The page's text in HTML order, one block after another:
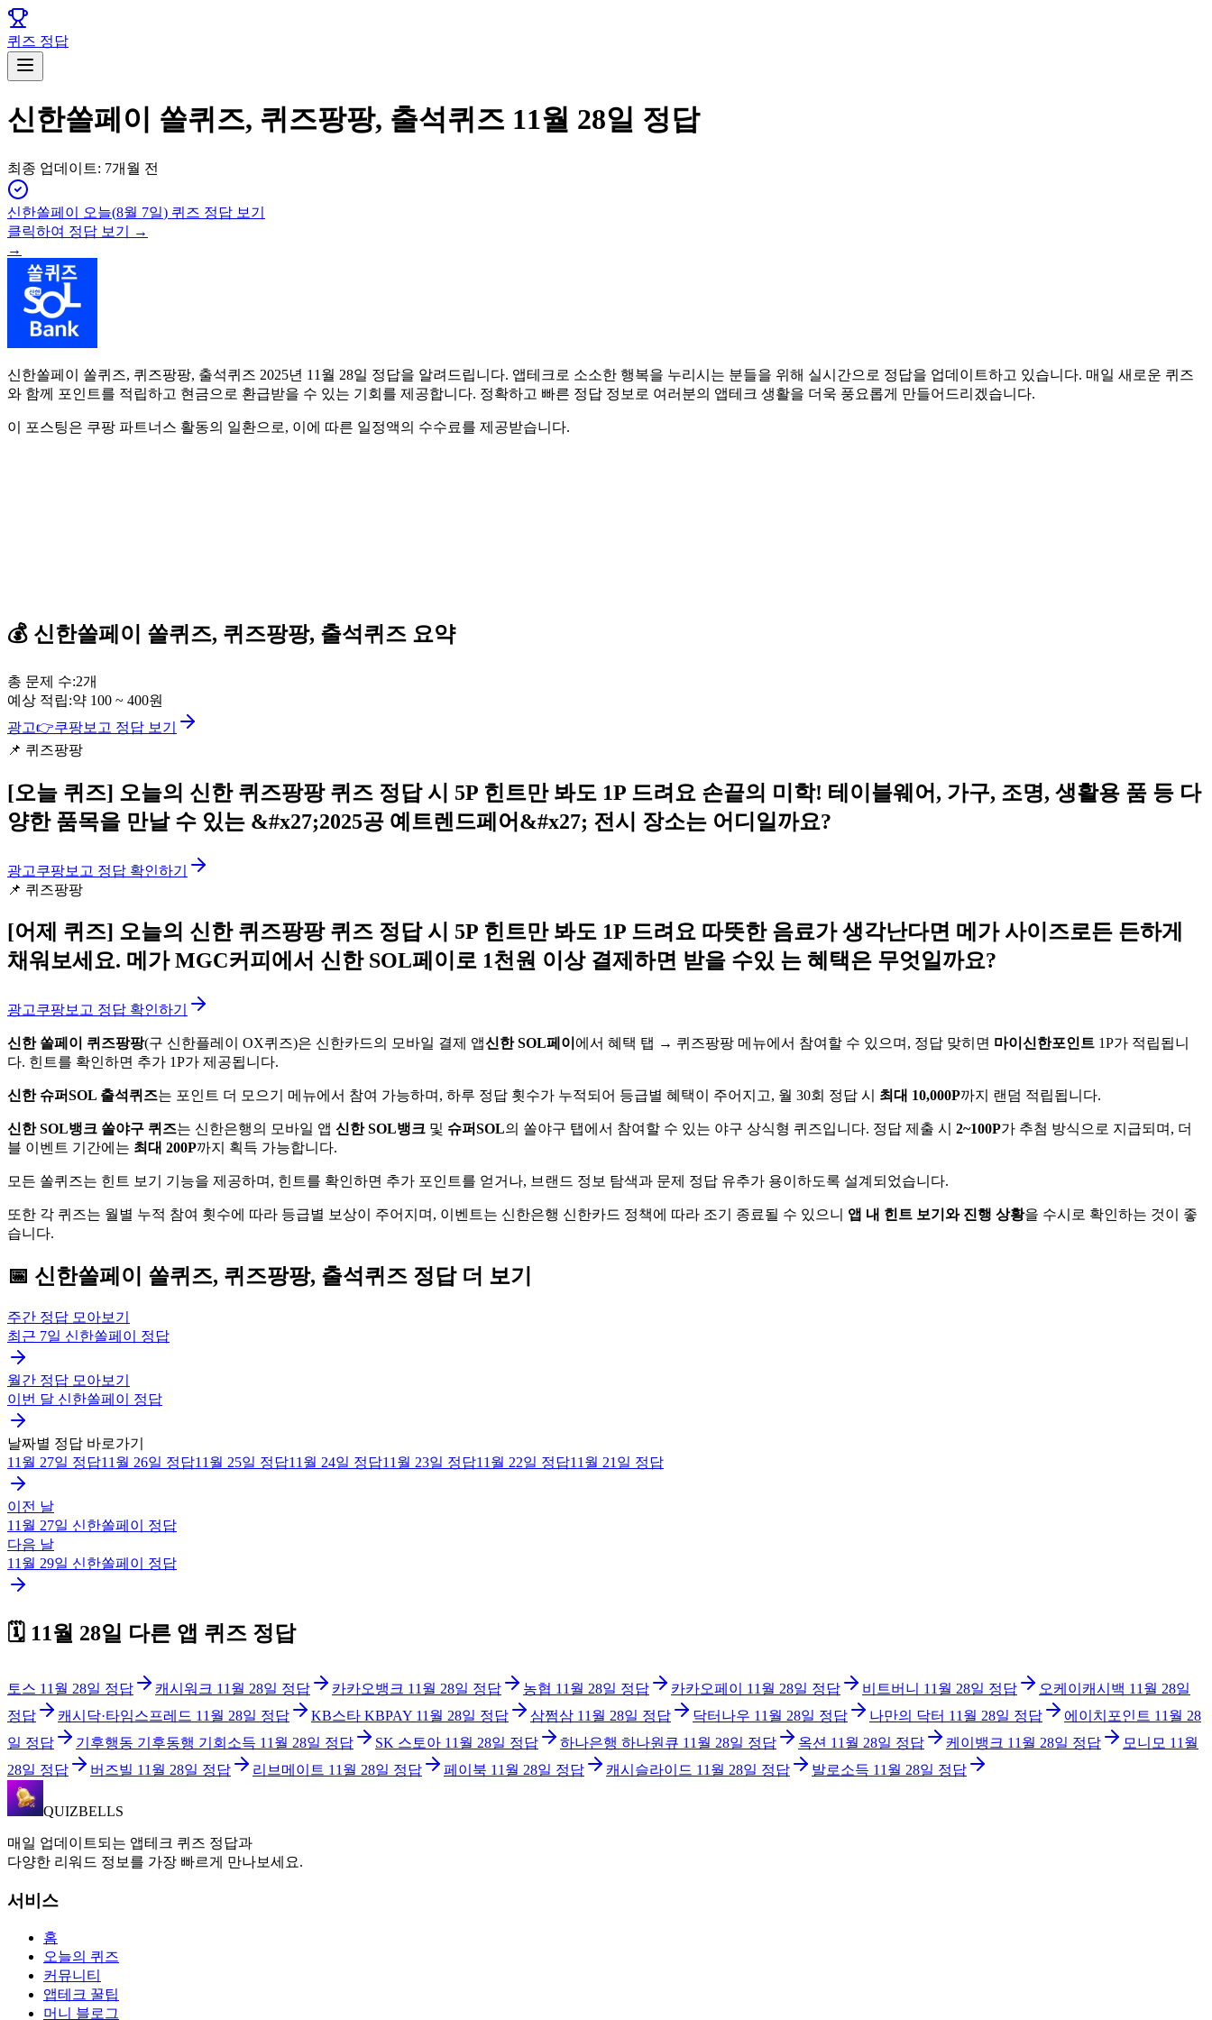
퀴즈 정답
신한쏠페이 쏠퀴즈, 퀴즈팡팡, 출석퀴즈 11월 28일 정답
최종 업데이트: 7개월 전
신한쏠페이 오늘(8월 7일) 퀴즈 정답 보기
클릭하여 정답 보기 →
→
신한쏠페이 쏠퀴즈, 퀴즈팡팡, 출석퀴즈 2025년 11월 28일 정답을 알려드립니다. 앱테크로 소소한 행복을 누리시는 분들을 위해 실시간으로 정답을 업데이트하고 있습니다. 매일 새로운 퀴즈
와 함께 포인트를 적립하고 현금으로 환급받을 수 있는 기회를 제공합니다. 정확하고 빠른 정답 정보로 여러분의 앱테크 생활을 더욱 풍요롭게 만들어드리겠습니다.
이 포스팅은 쿠팡 파트너스 활동의 일환으로, 이에 따른 일정액의 수수료를 제공받습니다.
💰 신한쏠페이 쏠퀴즈, 퀴즈팡팡, 출석퀴즈 요약
총 문제 수:2개
예상 적립:약 100 ~ 400원
광고👉쿠팡보고 정답 보기
📌 퀴즈팡팡
[오늘 퀴즈] 오늘의 신한 퀴즈팡팡 퀴즈 정답 시 5P 힌트만 봐도 1P 드려요 손끝의 미학! 테이블웨어, 가구, 조명, 생활용 품 등 다
양한 품목을 만날 수 있는 &#x27;2025공 예트렌드페어&#x27; 전시 장소는 어디일까요?
광고쿠팡보고 정답 확인하기
📌 퀴즈팡팡
[어제 퀴즈] 오늘의 신한 퀴즈팡팡 퀴즈 정답 시 5P 힌트만 봐도 1P 드려요 따뜻한 음료가 생각난다면 메가 사이즈로든 든하게
채워보세요. 메가 MGC커피에서 신한 SOL페이로 1천원 이상 결제하면 받을 수있 는 혜택은 무엇일까요?
광고쿠팡보고 정답 확인하기
신한 쏠페이 퀴즈팡팡(구 신한플레이 OX퀴즈)은 신한카드의 모바일 결제 앱신한 SOL페이 에서 혜택 탭 → 퀴즈팡팡 메뉴에서 참여할 수 있으며, 정답 맞히면 마이신한포인트 1P가 적립됩니
다. 힌트를 확인하면 추가 1P가 제공됩니다.
신한 슈퍼SOL 출석퀴즈는 포인트 더 모으기 메뉴에서 참여 가능하며, 하루 정답 횟수가 누적되어 등급별 혜택이 주어지고, 월 30회 정답 시 최대 10,000P까지 랜덤 적립됩니다.
신한 SOL뱅크 쏠야구 퀴즈는 신한은행의 모바일 앱 신한 SOL뱅크 및 슈퍼SOL의 쏠야구 탭에서 참여할 수 있는 야구 상식형 퀴즈입니다. 정답 제출 시 2~100P가 추첨 방식으로 지급되며, 더
블 이벤트 기간에는 최대 200P까지 획득 가능합니다.
모든 쏠퀴즈는 힌트 보기 기능을 제공하며, 힌트를 확인하면 추가 포인트를 얻거나, 브랜드 정보 탐색과 문제 정답 유추가 용이하도록 설계되었습니다.
또한 각 퀴즈는 월별 누적 참여 횟수에 따라 등급별 보상이 주어지며, 이벤트는 신한은행 신한카드 정책에 따라 조기 종료될 수 있으니 앱 내 힌트 보기와 진행 상황을 수시로 확인하는 것이 좋
습니다.
📅 신한쏠페이 쏠퀴즈, 퀴즈팡팡, 출석퀴즈 정답 더 보기
주간 정답 모아보기
최근 7일 신한쏠페이 정답
월간 정답 모아보기
이번 달 신한쏠페이 정답
날짜별 정답 바로가기
11월 27일 정답11월 26일 정답11월 25일 정답11월 24일 정답11월 23일 정답11월 22일 정답11월 21일 정답
이전 날
11월 27일 신한쏠페이
정답
다음 날
11월 29일 신한쏠페이 정답
🗓️ 11월 28일 다른 앱 퀴즈 정답
토스 11월 28일 정답 캐시워크 11월 28일 정답 카카오뱅크 11월 28일 정답 농협 11월 28일 정답 카카오페이 11월 28일 정답 비트버니 11월 28일 정답 오케이캐시백 11월 28일
정답
캐시닥·타임스프레드 11월 28일 정답 KB스타 KBPAY 11월 28일 정답 삼쩜삼 11월 28일 정답 닥터나우 11월 28일 정답 나만의 닥터 11월 28일 정답 에이치포인트 11월 28
일 정답 기후행동 기후동행 기회소득 11월 28일 정답 SK 스토아 11월 28일 정답 하나은행 하나원큐 11월 28일 정답 옥션 11월 28일 정답 케이뱅크 11월 28일 정답 모니모 11월
28일 정답 버즈빌 11월 28일 정답 리브메이트 11월 28일 정답 페이북 11월 28일 정답 캐시슬라이드 11월 28일 정답 발로소득 11월 28일 정답
QUIZBELLS
매일 업데이트되는 앱테크 퀴즈 정답과
다양한 리워드 정보를 가장 빠르게 만나보세요.
서비스
홈
오늘의 퀴즈
커뮤니티
앱테크 꿀팁
머니 블로그